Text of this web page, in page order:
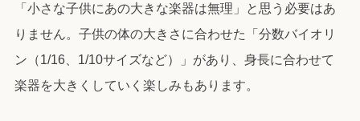
「小さな子供にあの大きな楽器は無理」と思う必要はあ
りません。子供の体の大きさに合わせた「分数バイオリ
ン（1/16、1/10サイズなど）」があり、身長に合わせて
楽器を大きくしていく楽しみもあります。